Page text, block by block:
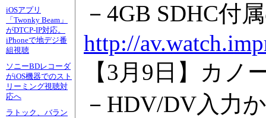
iOSアプリ
「Twonky Beam」
がDTCP-IP対応。
iPhoneで地デジ番
組視聴
ソニーBDレコーダ
がiOS機器でのスト
リーミング視聴対
応へ
ラトック、バラン
－4GB SDHC付
http://
【3月9日】カ
－HDV/DV入力